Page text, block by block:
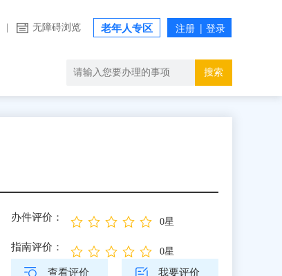
无障碍浏览 老年人专区
搜索
办件评价： 0星
指南评价： 0星
查看评价 我要评价